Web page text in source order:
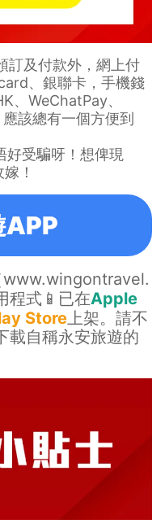
訂及付款外，網上付
、銀聯卡，手機錢
、WeChatPay、
該總有一個方便到
好受騙呀！想俾現
！
APP
www.wingontravel.
程式📱已在Apple
Store 上架。請不
載自稱永安旅遊的